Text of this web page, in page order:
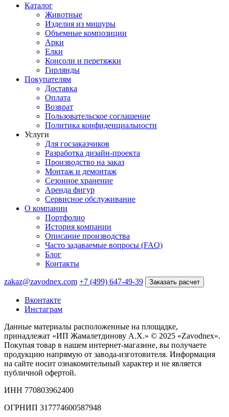
Каталог
Животные
Изделия из мишуры
Объемные композиции
Арки
Елки
Консоли и перетяжки
Гирлянды
Покупателям
Доставка
Оплата
Возврат
Пользовательское соглашение
Политика конфиденциальности
Услуги
Для госзаказчиков
Разработка дизайн-проекта
Производство на заказ
Монтаж и демонтаж
Сезонное хранение
Аренда фигур
Сервисное обслуживание
О компании
Портфолио
История компании
Описание производства
Часто задаваемые вопросы (FAQ)
Блог
Контакты
zakaz@zavodnex.com +7 (499) 647-49-39 Заказать расчет
Вконтакте
Инстаграм
Данные материалы расположенные на площадке,
принадлежат «ИП Жамалетдинову А.Х.» © 2025 «Zavodnex».
Покупая товар в нашем интернет-магазине, вы получаете
продукцию напрямую от завода-изготовителя. Информация
на сайте носит ознакомительный характер и не является
публичной офертой.
ИНН 770803962400
ОГРНИП 317774600587948